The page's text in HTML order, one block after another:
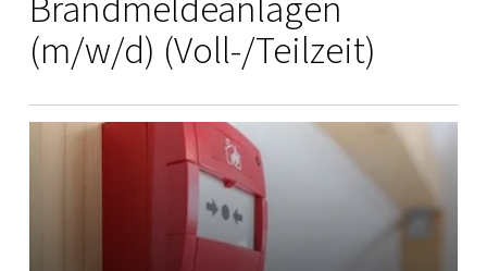
(m/w/d) (Voll-/Teilzeit)